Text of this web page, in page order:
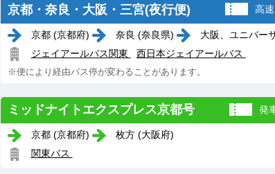
京都・奈良・大阪・三宮(夜行便) 高
京都 (京都府) 奈良 (奈良県) 大阪、ユニバー
ジェイアールバス関東
西日本ジェイアールバス
※便により経由バス停が変わることがあります。
ミッドナイトエクスプレス京都号 発
京都 (京都府)
枚方 (大阪府)
関東バス